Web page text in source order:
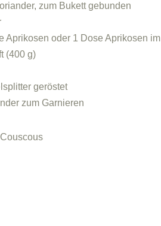
zum Bukett gebunden
Aprikosen oder 1 Dose Aprikosen im
(400 g)
geröstet
zum Garnieren